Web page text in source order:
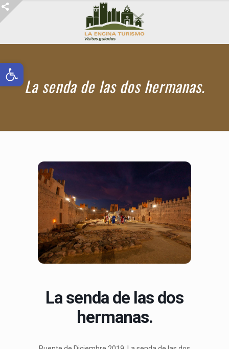
Abrir barra de herramientas
La senda de las dos hermanas.
La senda de las dos
hermanas.